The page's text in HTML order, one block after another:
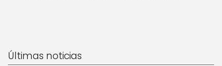
Últimas noticias